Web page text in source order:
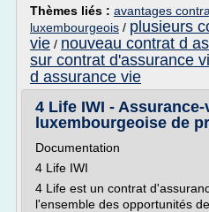
Thèmes liés : avantages
luxembourgeois / plusieurs
vie / nouveau contrat d
sur contrat d'assurance
d assurance vie
4 Life IWI - Assurance-
luxembourgeoise de
Documentation
4 Life IWI
4 Life est un contrat
l'ensemble des opportunités